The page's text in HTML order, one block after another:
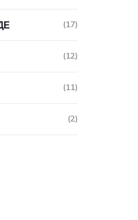
(17)
(12)
(11)
(2)